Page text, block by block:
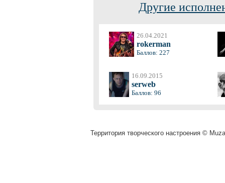
Другие
26.04.2021
rokerman
Баллов: 227
16.09.2015
serweb
Баллов: 96
Территория творческого настроения ©